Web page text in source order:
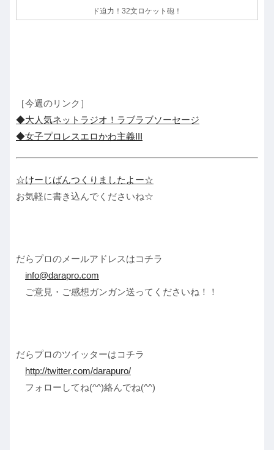
ド迫力！32文ロケット砲！
［今週のリンク］
◆大人気ネットラジオ！ラブラブソーセージ
◆女子プロレスエロかわ主義III
☆けーじばんつくりましたよー☆
お気軽に書き込んでくださいね☆
だらプロのメールアドレスはコチラ
info@darapro.com
ご意見・ご感想ガンガン送ってくださいね！！
だらプロのツイッターはコチラ
http://twitter.com/darapuro/
フォローしてね(^^)絡んでね(^^)